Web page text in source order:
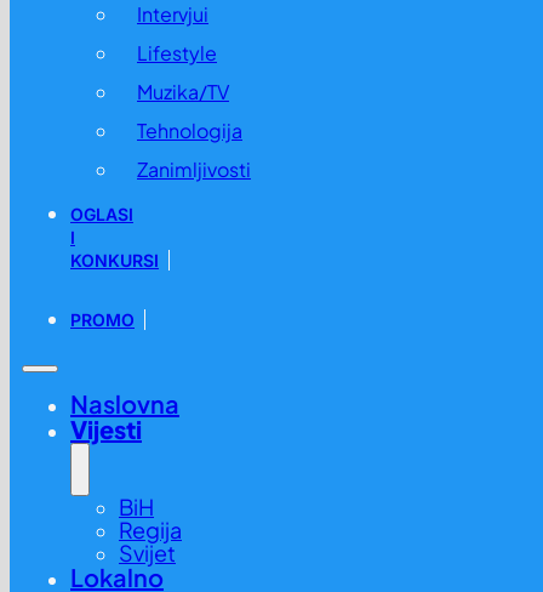
Intervjui
Lifestyle
Muzika/TV
Tehnologija
Zanimljivosti
OGLASI
I
KONKURSI
PROMO
Naslovna
Vijesti
BiH
Regija
Svijet
Lokalno